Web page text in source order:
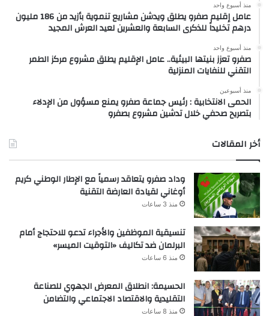
منذ أسبوع واحد
عامل إقليم صفرو يطلق ويدشن مشاريع تنموية بأزيد من 186 مليون
درهم تخليداً للذكرى السابعة والعشرين لعيد العرش المجيد
منذ أسبوع واحد
صفرو تعزز بنيتها البيئية.. عامل الإقليم يطلق مشروع مركز الطمر
التقني للنفايات المنزلية
منذ أسبوعين
الحمى الانتخابية : رئيس جماعة صفرو يمنع مسؤول من الإدلاء
بتصريح صحفي خلال تدشين مشروع بصفرو
أخر المقالات
وداد صفرو يتعاقد رسمياً مع الإطار الوطني كريم
أوغاني لقيادة العارضة التقنية
منذ 3 ساعات
تنسيقية الموظفين والأجراء تدعو للاحتجاج أمام
البرلمان ضد تكاليف «التوقيت الميسر»
منذ 6 ساعات
الحسيمة: انطلاق المعرض الجهوي للصناعة
التقليدية والاقتصاد الاجتماعي والتضامن
منذ 8 ساعات